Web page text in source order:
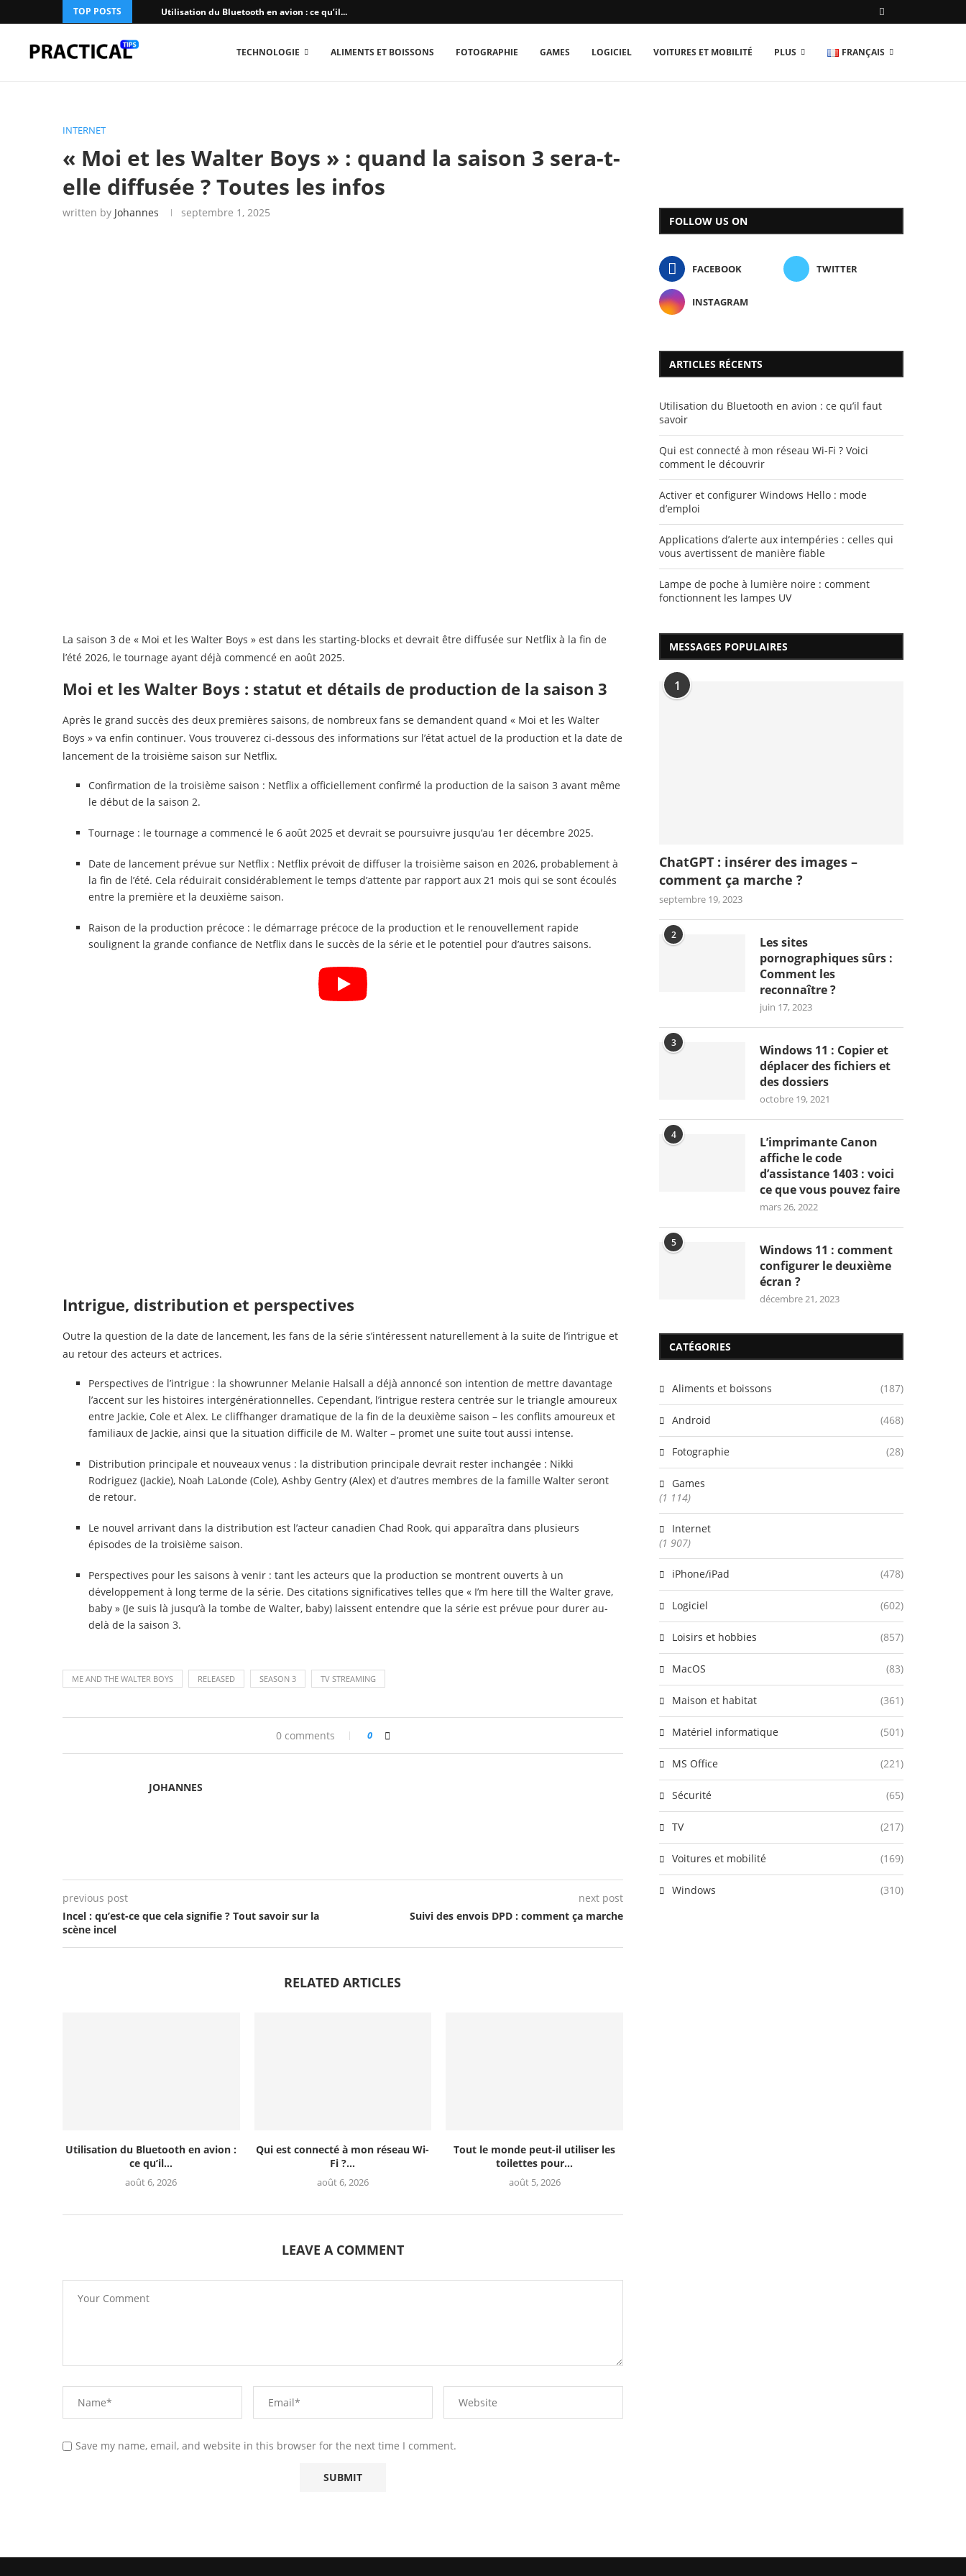
TOP POSTS Utilisation du Bluetooth en avion : ce qu’il...
TECHNOLOGIE ALIMENTS ET BOISSONS FOTOGRAPHIE GAMES LOGICIEL VOITURES ET MOBILITÉ PLUS FRANÇAIS
INTERNET
« Moi et les Walter Boys » : quand la saison 3 sera-t-
elle diffusée ? Toutes les infos
written by Johannes septembre 1, 2025
La saison 3 de « Moi et les Walter Boys » est dans les starting-blocks et devrait être diffusée sur Netflix à la fin de
l’été 2026, le tournage ayant déjà commencé en août 2025.
Moi et les Walter Boys : statut et détails de production de la saison 3
Après le grand succès des deux premières saisons, de nombreux fans se demandent quand « Moi et les Walter
Boys » va enfin continuer. Vous trouverez ci-dessous des informations sur l’état actuel de la production et la date de
lancement de la troisième saison sur Netflix.
Confirmation de la troisième saison : Netflix a officiellement confirmé la production de la saison 3 avant même
le début de la saison 2.
Tournage : le tournage a commencé le 6 août 2025 et devrait se poursuivre jusqu’au 1er décembre 2025.
Date de lancement prévue sur Netflix : Netflix prévoit de diffuser la troisième saison en 2026, probablement à
la fin de l’été. Cela réduirait considérablement le temps d’attente par rapport aux 21 mois qui se sont écoulés
entre la première et la deuxième saison.
Raison de la production précoce : le démarrage précoce de la production et le renouvellement rapide
soulignent la grande confiance de Netflix dans le succès de la série et le potentiel pour d’autres saisons.
Intrigue, distribution et perspectives
Outre la question de la date de lancement, les fans de la série s’intéressent naturellement à la suite de l’intrigue et
au retour des acteurs et actrices.
Perspectives de l’intrigue : la showrunner Melanie Halsall a déjà annoncé son intention de mettre davantage
l’accent sur les histoires intergénérationnelles. Cependant, l’intrigue restera centrée sur le triangle amoureux
entre Jackie, Cole et Alex. Le cliffhanger dramatique de la fin de la deuxième saison – les conflits amoureux et
familiaux de Jackie, ainsi que la situation difficile de M. Walter – promet une suite tout aussi intense.
Distribution principale et nouveaux venus : la distribution principale devrait rester inchangée : Nikki
Rodriguez (Jackie), Noah LaLonde (Cole), Ashby Gentry (Alex) et d’autres membres de la famille Walter seront
de retour.
Le nouvel arrivant dans la distribution est l’acteur canadien Chad Rook, qui apparaîtra dans plusieurs
épisodes de la troisième saison.
Perspectives pour les saisons à venir : tant les acteurs que la production se montrent ouverts à un
développement à long terme de la série. Des citations significatives telles que « I’m here till the Walter grave,
baby » (Je suis là jusqu’à la tombe de Walter, baby) laissent entendre que la série est prévue pour durer au-
delà de la saison 3.
ME AND THE WALTER BOYS RELEASED SEASON 3 TV STREAMING
0 comments 0
JOHANNES
previous post
Incel : qu’est-ce que cela signifie ? Tout savoir sur la
scène incel
next post
Suivi des envois DPD : comment ça marche
RELATED ARTICLES
Utilisation du Bluetooth en avion :
ce qu’il...
août 6, 2026
Qui est connecté à mon réseau Wi-
Fi ?...
août 6, 2026
Tout le monde peut-il utiliser les
toilettes pour...
août 5, 2026
LEAVE A COMMENT
Save my name, email, and website in this browser for the next time I comment.
FOLLOW US ON
FACEBOOK TWITTER
INSTAGRAM
ARTICLES RÉCENTS
Utilisation du Bluetooth en avion : ce qu’il faut
savoir
Qui est connecté à mon réseau Wi-Fi ? Voici
comment le découvrir
Activer et configurer Windows Hello : mode
d’emploi
Applications d’alerte aux intempéries : celles qui
vous avertissent de manière fiable
Lampe de poche à lumière noire : comment
fonctionnent les lampes UV
MESSAGES POPULAIRES
1
ChatGPT : insérer des images –
comment ça marche ?
septembre 19, 2023
2
Les sites
pornographiques sûrs :
Comment les
reconnaître ?
juin 17, 2023
3
Windows 11 : Copier et
déplacer des fichiers et
des dossiers
octobre 19, 2021
4
L’imprimante Canon
affiche le code
d’assistance 1403 : voici
ce que vous pouvez faire
mars 26, 2022
5
Windows 11 : comment
configurer le deuxième
écran ?
décembre 21, 2023
CATÉGORIES
Aliments et boissons (187)
Android (468)
Fotographie (28)
Games
(1 114)
Internet
(1 907)
iPhone/iPad (478)
Logiciel (602)
Loisirs et hobbies (857)
MacOS (83)
Maison et habitat (361)
Matériel informatique (501)
MS Office (221)
Sécurité (65)
TV (217)
Voitures et mobilité (169)
Windows (310)